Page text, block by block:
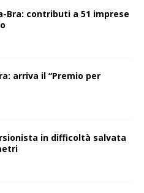
Bra: contributi a 51 imprese
arriva il “Premio per
in difficoltà salvata